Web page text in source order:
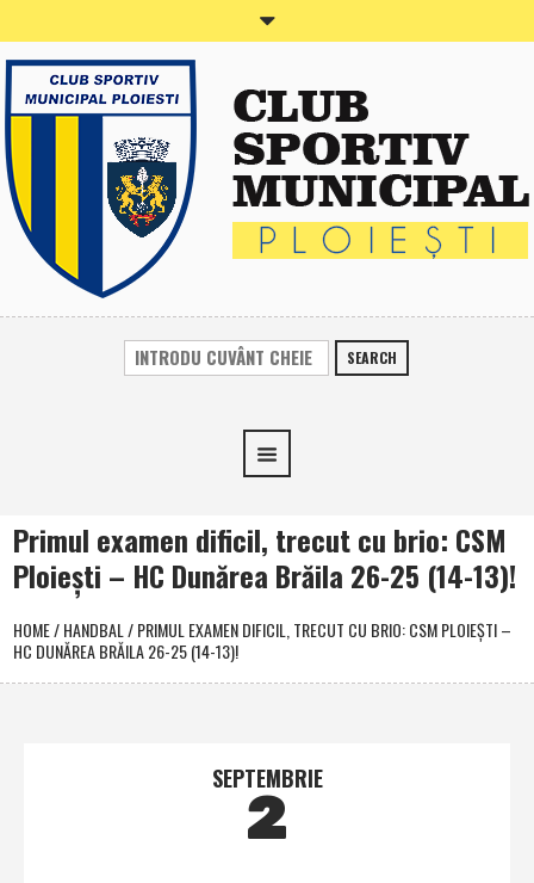
SEARCH
Primul examen dificil, trecut cu brio: CSM
Ploieşti – HC Dunărea Brăila 26-25 (14-13)!
HOME/HANDBAL/PRIMUL EXAMEN DIFICIL, TRECUT CU BRIO: CSM PLOIEŞTI –
HC DUNĂREA BRĂILA 26-25 (14-13)!
SEPTEMBRIE
2